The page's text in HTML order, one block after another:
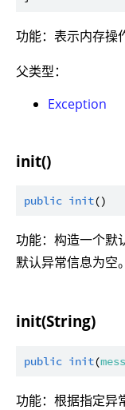
功能：表示内存操
父类型：
Exception
init()
public init
功能：构造一个默
默认异常信息为空。
init(String)
public init(
功能：根据指定异